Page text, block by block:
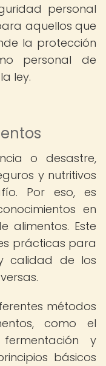
personal
aquellos que
la protección
personal de
ley.
o desastre,
y nutritivos
Por eso, es
en
alimentos. Este
prácticas para
calidad de los
métodos
como el
y
básicos